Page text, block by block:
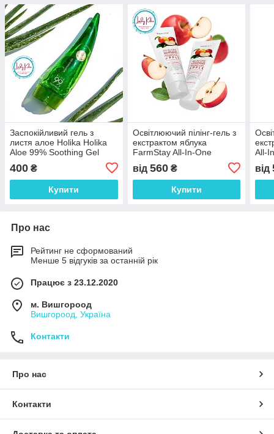
Заспокійливий гель з
листя алое Holika Holika
Aloe 99% Soothing Gel
400 ₴
Купити
Освітлюючий пілінг-гель з
екстрактом яблука
FarmStay All-In-One
Apple, 180ml
від 560₴
Купити
All-
від
Про нас
Рейтинг не сформований
Менше 5 відгуків за останній рік
Працює з 23.12.2020
м. Вишгороод
Вишгороод, Україна
Контакти
Про нас
Контакти